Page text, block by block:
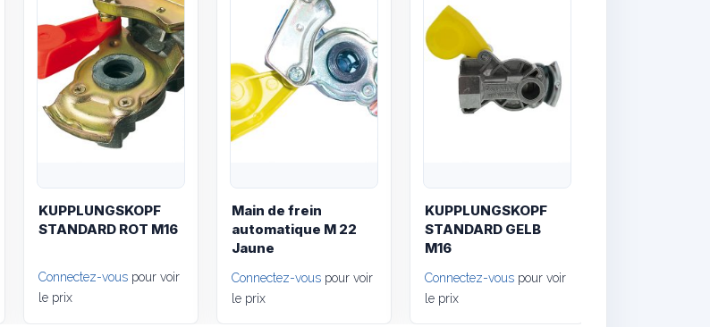
KUPPLUNGSKOPF
STANDARD ROT M16
Connectez-vous pour voir
le prix
Main de frein
automatique M 22
Jaune
Connectez-vous pour voir
le prix
KUPPLUNGSKOPF
STANDARD GELB
M16
Connectez-vous pour voir
le prix